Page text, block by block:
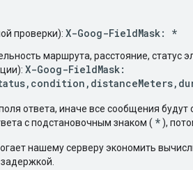
проверки): X-Goog-FieldMask: *
маршрута, расстояние, статус
X-Goog-FieldMask:
ответа, иначе все сообщения
с подстановочным знаком ( *),
нашему серверу экономить